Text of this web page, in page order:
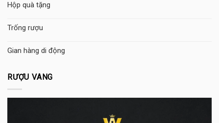
Hộp quà tặng
Trống rượu
Gian hàng di động
RƯỢU VANG